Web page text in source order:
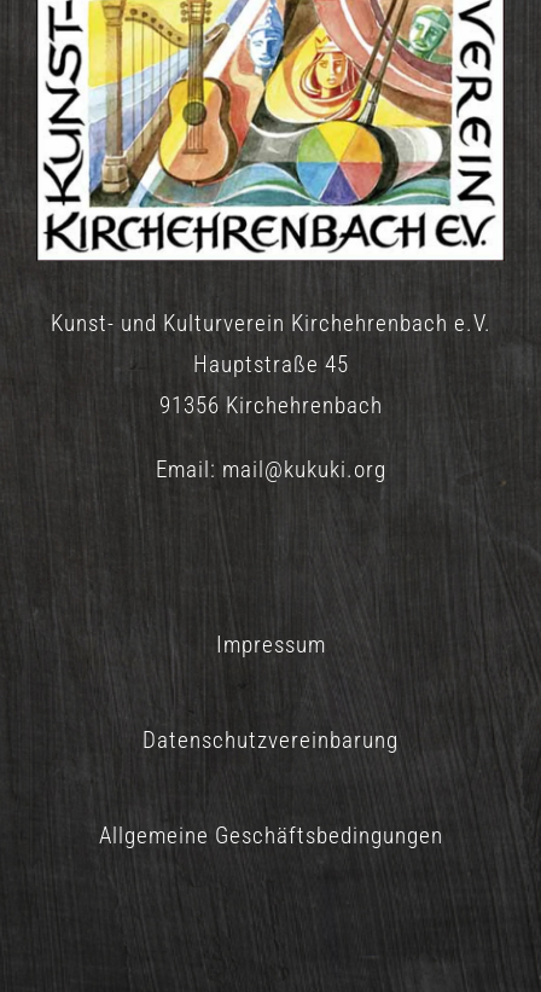
Kunst- und Kulturverein Kirchehrenbach e.V.
Hauptstraße 45
91356 Kirchehrenbach
Email: mail@kukuki.org
Impressum
Datenschutzvereinbarung
Allgemeine Geschäftsbedingungen